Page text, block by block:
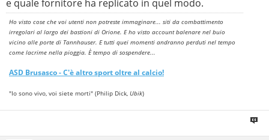
e quale fornitore ha replicato in quel modo.
Ho visto cose che voi utenti non potreste immaginare... siti da combattimento
irregolari al largo dei bastioni di Orione. E ho visto account balenare nel buio
vicino alle porte di Tannhauser. E tutti quei momenti andranno perduti nel tempo
come lacrime nella pioggia. È tempo di sospendere...
ASD Brusasco- C'è altro sport oltre al calcio!
"Io sono vivo, voi siete morti" (Philip Dick, Ubik)